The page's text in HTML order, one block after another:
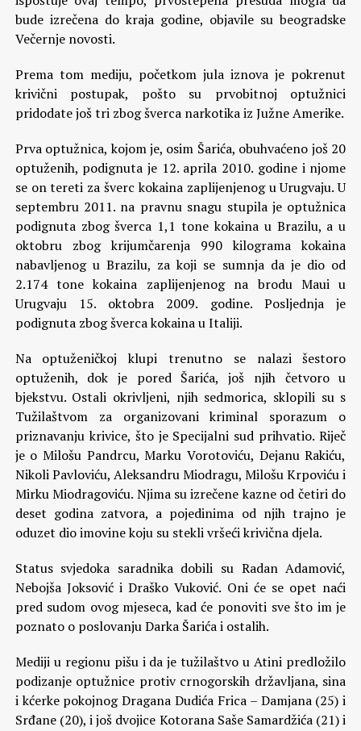
bude izrečena do kraja godine, objavile su beogradske
Večernje novosti.
Prema tom mediju, početkom jula iznova je pokrenut
krivični postupak, pošto su prvobitnoj optužnici
pridodate još tri zbog šverca narkotika iz Južne Amerike.
Prva optužnica, kojom je, osim Šarića, obuhvaćeno još 20
optuženih, podignuta je 12. aprila 2010. godine i njome
se on tereti za šverc kokaina zaplijenjenog u Urugvaju. U
septembru 2011. na pravnu snagu stupila je optužnica
podignuta zbog šverca 1,1 tone kokaina u Brazilu, a u
oktobru zbog krijumčarenja 990 kilograma kokaina
nabavljenog u Brazilu, za koji se sumnja da je dio od
2.174 tone kokaina zaplijenjenog na brodu Maui u
Urugvaju 15. oktobra 2009. godine. Posljednja je
podignuta zbog šverca kokaina u Italiji.
Na optuženičkoj klupi trenutno se nalazi šestoro
optuženih, dok je pored Šarića, još njih četvoro u
bjekstvu. Ostali okrivljeni, njih sedmorica, sklopili su s
Tužilaštvom za organizovani kriminal sporazum o
priznavanju krivice, što je Specijalni sud prihvatio. Riječ
je o Milošu Pandrcu, Marku Vorotoviću, Dejanu Rakiću,
Nikoli Pavloviću, Aleksandru Miodragu, Milošu Krpoviću i
Mirku Miodragoviću. Njima su izrečene kazne od četiri do
deset godina zatvora, a pojedinima od njih trajno je
oduzet dio imovine koju su stekli vršeći krivična djela.
Status svjedoka saradnika dobili su Radan Adamović,
Nebojša Joksović i Draško Vuković. Oni će se opet naći
pred sudom ovog mjeseca, kad će ponoviti sve što im je
poznato o poslovanju Darka Šarića i ostalih.
Mediji u regionu pišu i da je tužilaštvo u Atini predložilo
podizanje optužnice protiv crnogorskih državljana, sina
i kćerke pokojnog Dragana Dudića Frica – Damjana (25) i
Srđane (20), i još dvojice Kotorana Saše Samardžića (21) i